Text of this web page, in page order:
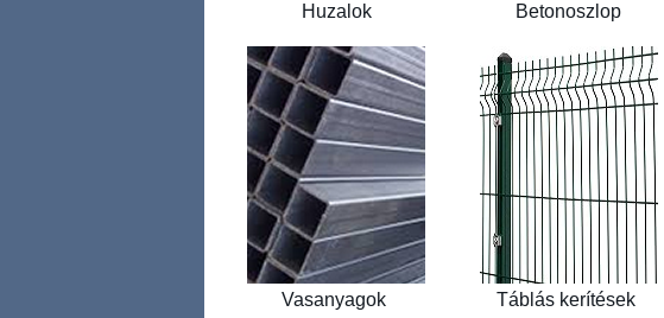
Huzalok Betonoszlop
Vasanyagok Táblás kerítések